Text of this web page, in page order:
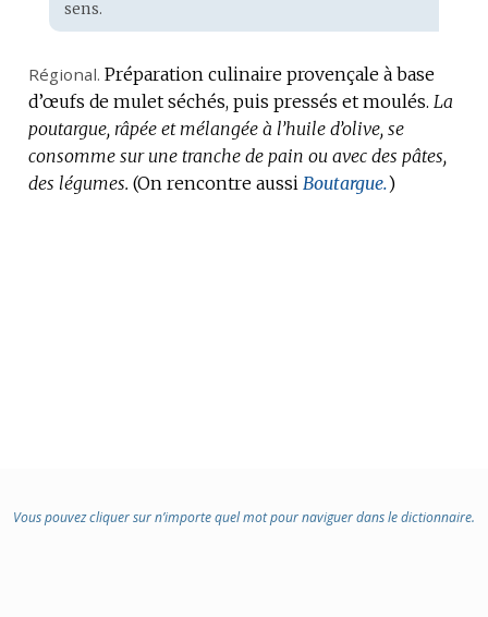
sens.
Régional. Préparation culinaire provençale à base
d’œufs de mulet séchés, puis pressés et moulés. La
poutargue, râpée et mélangée à l’huile d’olive, se
consomme sur une tranche de pain ou avec des pâtes,
des légumes. (On rencontre aussi Boutargue.)
Vous pouvez cliquer sur n’importe quel mot pour naviguer dans le dictionnaire.